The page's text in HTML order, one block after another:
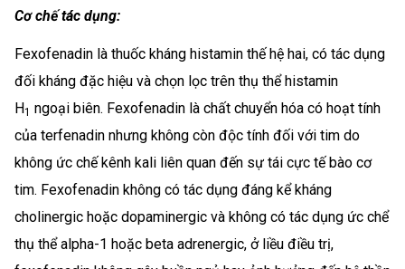
Cơ chế tác dụng:
Fexofenadin là thuốc kháng histamin thế hệ hai, có tác dụng
đối kháng đặc hiệu và chọn lọc trên thụ thể histamin
H1 ngoại biên. Fexofenadin là chất chuyển hóa có hoạt tính
của terfenadin nhưng không còn độc tính đối với tim do
không ức chế kênh kali liên quan đến sự tái cực tế bào cơ
tim. Fexofenadin không có tác dụng đáng kể kháng
cholinergic hoặc dopaminergic và không có tác dụng ức chể
thụ thể alpha-1 hoặc beta adrenergic, ở liều điều trị,